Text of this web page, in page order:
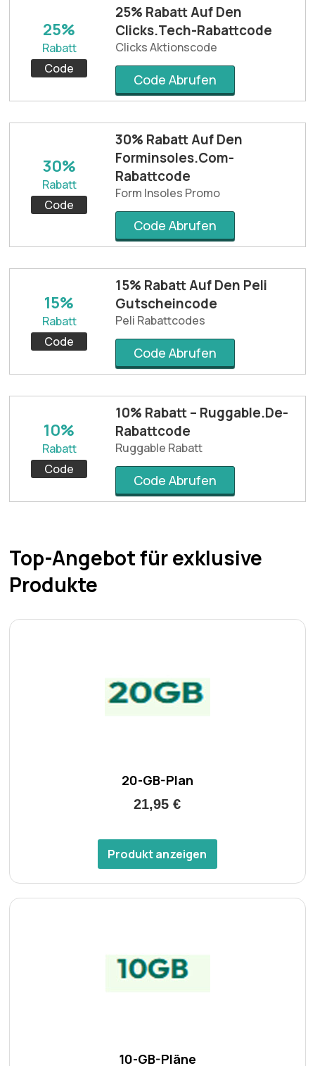
25%
Rabatt
Code
25% Rabatt Auf Den
Clicks.Tech-Rabattcode
Clicks Aktionscode
Code Abrufen
30%
Rabatt
Code
30% Rabatt Auf Den
Forminsoles.Com-
Rabattcode
Form Insoles Promo
Code Abrufen
15%
Rabatt
Code
15% Rabatt Auf Den Peli
Gutscheincode
Peli Rabattcodes
Code Abrufen
10%
Rabatt
Code
10% Rabatt – Ruggable.De-
Rabattcode
Ruggable Rabatt
Code Abrufen
Top-Angebot für exklusive
Produkte
20-GB-Plan
21,95 €
Produkt anzeigen
10-GB-Pläne